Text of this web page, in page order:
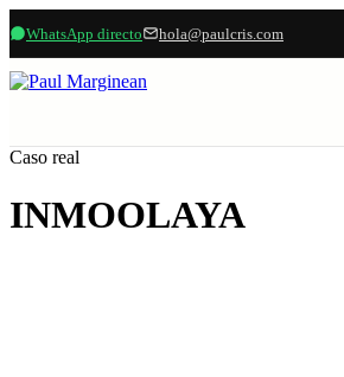
WhatsApp directo hola@paulcris.com
Caso real
INMOOLAYA